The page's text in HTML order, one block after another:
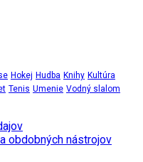
Hokej Hudba Knihy Kultúra
Tenis Umenie Vodný slalom
obdobných nástrojov